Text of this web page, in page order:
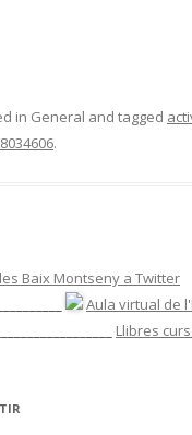
in General and tagged
.
Baix Montseny a Twitter
Aula virtual de
Llibres